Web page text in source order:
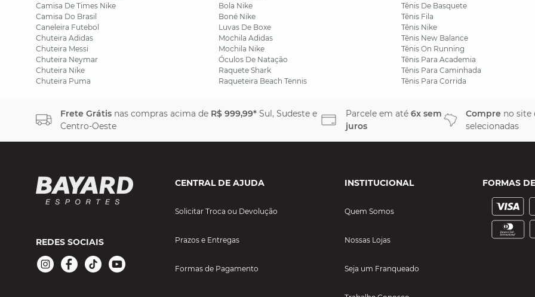
Camisa De Times Nike
Camisa Do Brasil
Caneleira Futebol
Chuteira Adidas
Chuteira Messi
Chuteira Neymar
Chuteira Nike
Chuteira Puma
Bola Nike
Boné Nike
Luvas De Boxe
Mochila Adidas
Mochila Nike
Óculos De Natação
Raquete Shark
Raqueteira Beach Tennis
Tênis De Basquete
Tênis Fila
Tênis Nike
Tênis New Balance
Tênis On Running
Tênis Para Academia
Tênis Para Caminhada
Tênis Para Corrida
Frete Grátis nas compras acima de R$ 999,99* Sul, Sudeste e
Centro-Oeste
Parcele em até 6x sem
juros
Compre no site
selecionadas
REDES SOCIAIS
CENTRAL DE AJUDA
Solicitar Troca ou Devolução
Prazos e Entregas
Formas de Pagamento
INSTITUCIONAL
Quem Somos
Nossas Lojas
Seja um Franqueado
FORMAS